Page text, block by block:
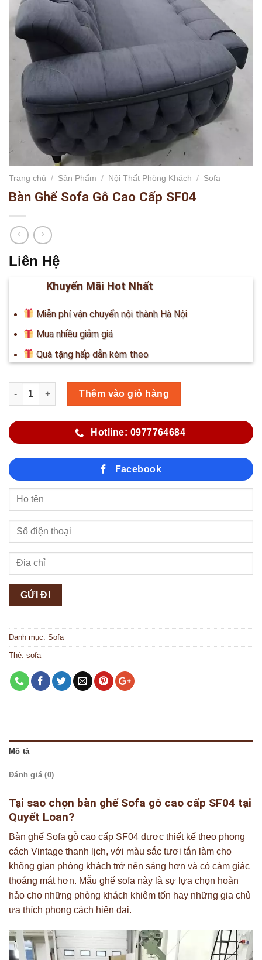
Trang chủ / Sản Phẩm / Nội Thất Phòng Khách / Sofa
Bàn Ghế Sofa Gỗ Cao Cấp SF04
Liên Hệ
Khuyến Mãi Hot Nhất
Miễn phí vận chuyển nội thành Hà Nội
Mua nhiều giảm giá
Quà tặng hấp dẫn kèm theo
Số lượng
Thêm vào giỏ hàng
Hotline: 0977764684
Facebook
Danh mục: Sofa
Thẻ: sofa
Mô tả
Đánh giá (0)
Tại sao chọn bàn ghế Sofa gỗ cao cấp SF04 tại
Quyết Loan?
Bàn ghế Sofa gỗ cao cấp SF04 được thiết kế theo phong
cách Vintage thanh lịch, với màu sắc tươi tắn làm cho
không gian phòng khách trở nên sáng hơn và có cảm giác
thoáng mát hơn. Mẫu ghế sofa này là sự lựa chọn hoàn
hảo cho những phòng khách khiêm tốn hay những gia chủ
ưa thích phong cách hiện đại.